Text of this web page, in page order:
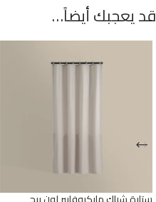
قد يعجبك أيضاً…